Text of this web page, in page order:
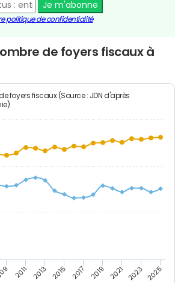
Je m'abonne
politique de confidentialité
de foyers fiscaux à
foyers fiscaux (Source : JDN d'après
2011 2013 2015 2017 2019 2021 2023 2025